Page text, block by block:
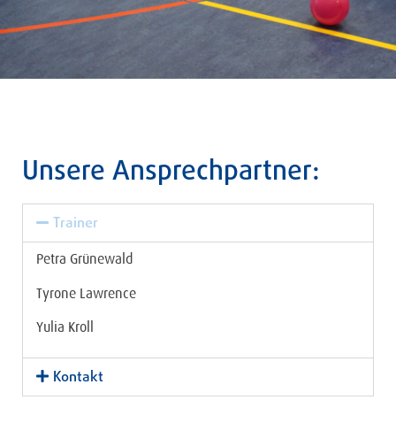
Unsere Ansprechpartner:
Trainer
Petra Grünewald
Tyrone Lawrence
Yulia Kroll
Kontakt